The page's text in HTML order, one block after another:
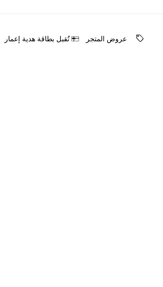
ﻋﺮﻭﺽ اﻟﻤﺘﺠﺮ ﺗُﻘﺒﻞ ﺑﻄﺎﻗﺔ ﻫﺪﻳﺔ ﺇﻋﻤﺎﺭ